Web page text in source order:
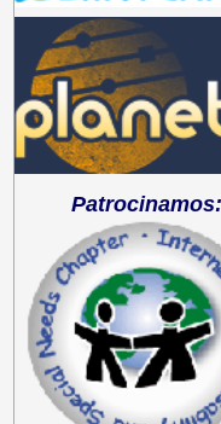
Patrocinamos: